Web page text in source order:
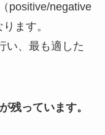
positive/negative
ます。
い、最も適した
残っています。